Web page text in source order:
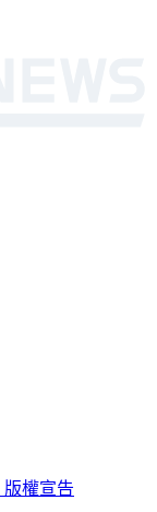
版權宣告